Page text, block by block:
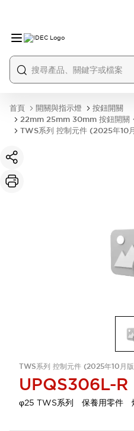
首頁 開關與指示燈
按鈕開關
22mm 25mm 30mm 按鈕開關
TWS系列 控制元件 (2025年10
TWS系列 控制元件 (2025年10月
UPQS306L-R
φ25 TWS系列 保養用零件